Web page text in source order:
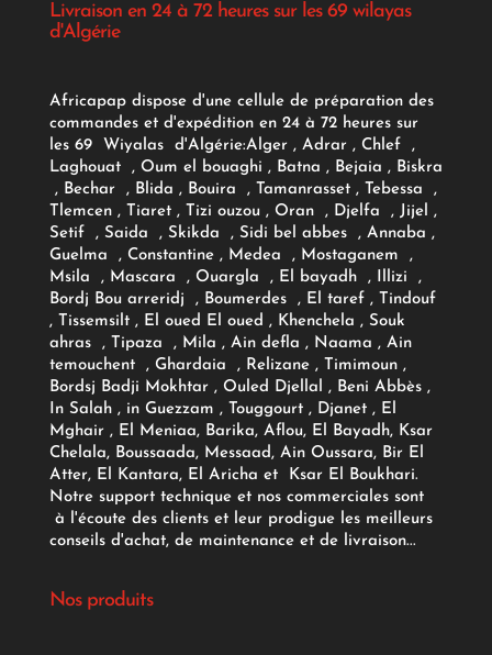
Livraison en 24 à 72 heures sur les 69 wilayas
d'Algérie
Africapap dispose d'une cellule de préparation des
commandes et d'expédition en 24 à 72 heures sur
les 69 Wiyalas d'Algérie:Alger , Adrar, Chlef ,
Laghouat , Oum el bouaghi , Batna , Bejaia , Biskra
, Bechar , Blida , Bouira , Tamanrasset , Tebessa ,
Tlemcen , Tiaret , Tizi ouzou , Oran , Djelfa , Jijel ,
Setif , Saida , Skikda , Sidi bel abbes , Annaba ,
Guelma , Constantine , Medea , Mostaganem ,
Msila , Mascara , Ouargla , El bayadh , Illizi ,
Bordj Bou arreridj , Boumerdes , El taref , Tindouf
, Tissemsilt , El oued El oued , Khenchela , Souk
ahras , Tipaza , Mila , Ain defla , Naama , Ain
temouchent , Ghardaia , Relizane , Timimoun ,
Bordsj Badji Mokhtar , Ouled Djellal , Beni Abbès ,
In Salah , in Guezzam , Touggourt , Djanet , El
Mghair , El Meniaa, Barika, Aflou, El Bayadh, Ksar
Chelala, Boussaada, Messaad, Ain Oussara, Bir El
Atter, El Kantara, El Aricha et Ksar El Boukhari.
Notre support technique et nos commerciales sont
à l'écoute des clients et leur prodigue les meilleurs
conseils d'achat, de maintenance et de livraison...
Nos produits